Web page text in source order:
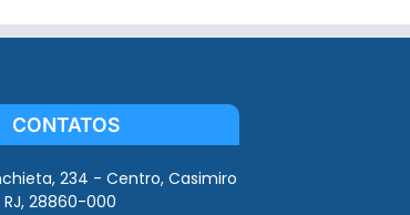
CONTATOS
234 - Centro, Casimiro
28860-000